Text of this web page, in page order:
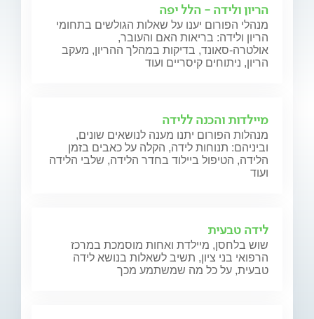
הריון ולידה - הלל יפה
מנהלי הפורום יענו על שאלות הגולשים בתחומי
הריון ולידה: בריאות האם והעובר,
אולטרה-סאונד, בדיקות במהלך ההריון, מעקב
הריון, ניתוחים קיסריים ועוד
מיילדות והכנה ללידה
מנהלות הפורום יתנו מענה לנושאים שונים,
וביניהם: תנוחות לידה, הקלה על כאבים בזמן
הלידה, הטיפול ביילוד בחדר הלידה, שלבי הלידה
ועוד
לידה טבעית
שוש בלחסן, מיילדת ואחות מוסמכת במרכז
הרפואי בני ציון, תשיב לשאלות בנושא לידה
טבעית, על כל מה שמשתמע מכך